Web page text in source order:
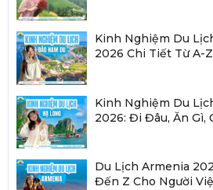
Kinh Nghiệm Du
2026 Chi Tiết Từ A-Z
Kinh Nghiệm Du
2026: Đi Đâu, Ăn Gì,
Du Lịch Armenia
Đến Z Cho Người